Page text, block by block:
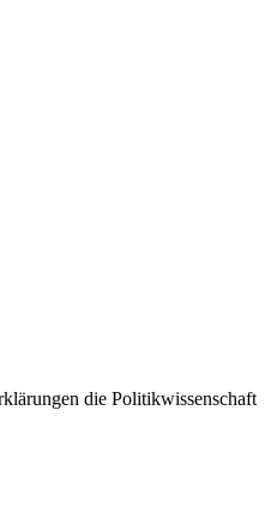
die Politikwissenschaft